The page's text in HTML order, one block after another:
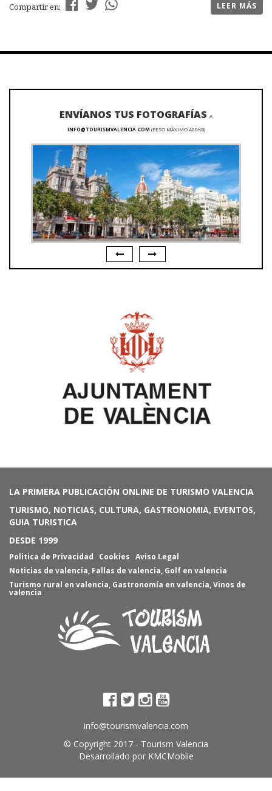
Compartir en: LEER MÁS
ENVÍANOS TUS FOTOGRAFÍAS A
INFO@TOURISMVALENCIA.COM (PESO MÁXIMO 400KB)
LA PRIMERA PUBLICACIÓN ONLINE DE TURISMO VALENCIA
TURISMO, NOTICIAS, CULTURA, GASTRONOMIA, EVENTOS,
GUIA TURISTICA
DESDE 1999
Politica de Privacidad Cookies Aviso Legal
Noticias de valencia, Fallas de valencia, Golf en valencia
Turismo rural en valencia, Gastronomía en valencia,Vinos de
valencia
info@tourismvalencia.com
© Copyright 2017 - Tourism Valencia
Desarrollado por KMCMobile